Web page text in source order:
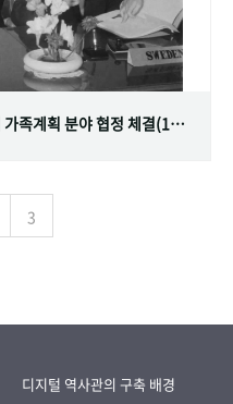
대한민국 정부와 스웨덴 정부 간의 가족계획 분야 협정 체결(1968.07.12)
3
디지털 역사관의 구축 배경